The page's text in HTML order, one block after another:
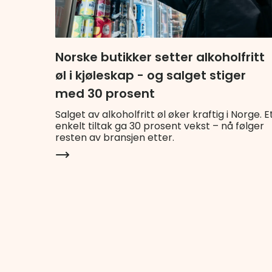
Norske butikker setter alkoholfritt
øl i kjøleskap - og salget stiger
med 30 prosent
Salget av alkoholfritt øl øker kraftig i Norge.
enkelt tiltak ga 30 prosent vekst – nå følger
resten av bransjen etter.